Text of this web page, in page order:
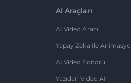
AI Araçları
AI Video Aracı
Yapay Zeka Ile
AI Video Editörü
Yazıdan Video AI